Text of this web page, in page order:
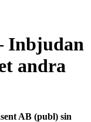
Inbjudan
andra
AB (publ) sin